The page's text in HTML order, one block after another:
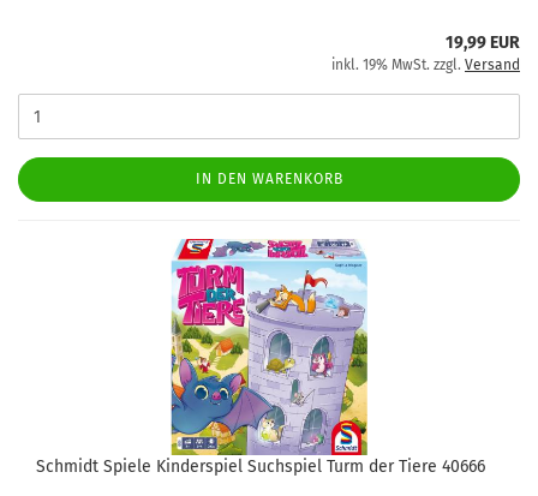
19,99 EUR
inkl. 19% MwSt. zzgl. Versand
IN DEN WARENKORB
Schmidt Spiele Kinderspiel Suchspiel Turm der Tiere 40666